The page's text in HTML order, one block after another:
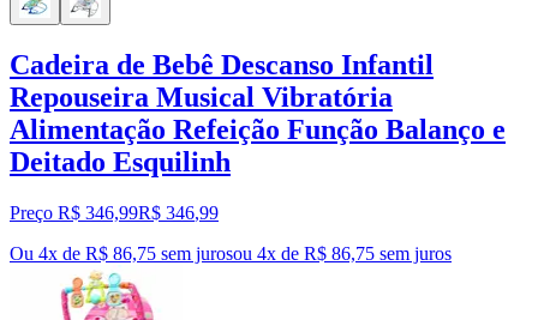
Cadeira de Bebê Descanso Infantil
Repouseira Musical Vibratória
Alimentação Refeição Função Balanço e
Deitado Esquilinh
Preço R$ 346,99R$ 346,99
Ou 4x de R$ 86,75 sem jurosou 4x de R$ 86,75 sem juros